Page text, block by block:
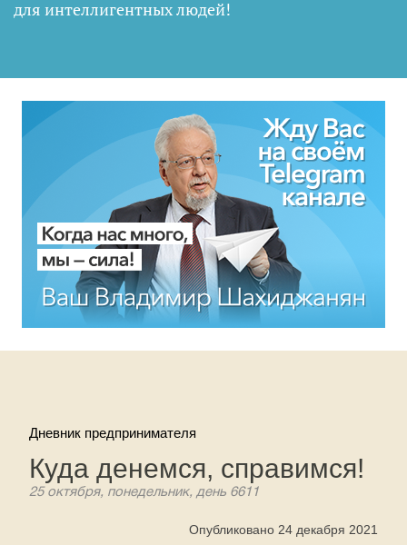
для интеллигентных людей!
Дневник предпринимателя
Куда денемся, справимся!
25 октября, понедельник, день 6611
Опубликовано 24 декабря 2021